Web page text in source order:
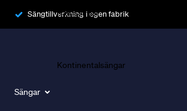
Sängtillverkning i egen fabrik
Sängar
Ramsängar
Kontinentalsängar